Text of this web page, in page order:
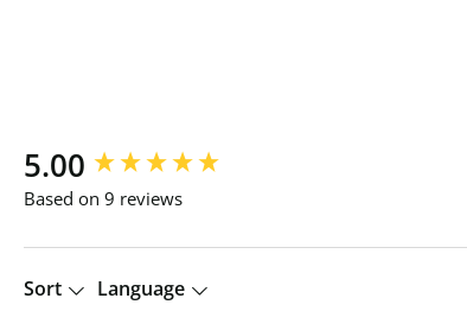
5.00
Based on 9 reviews
Sort Language
New content loaded